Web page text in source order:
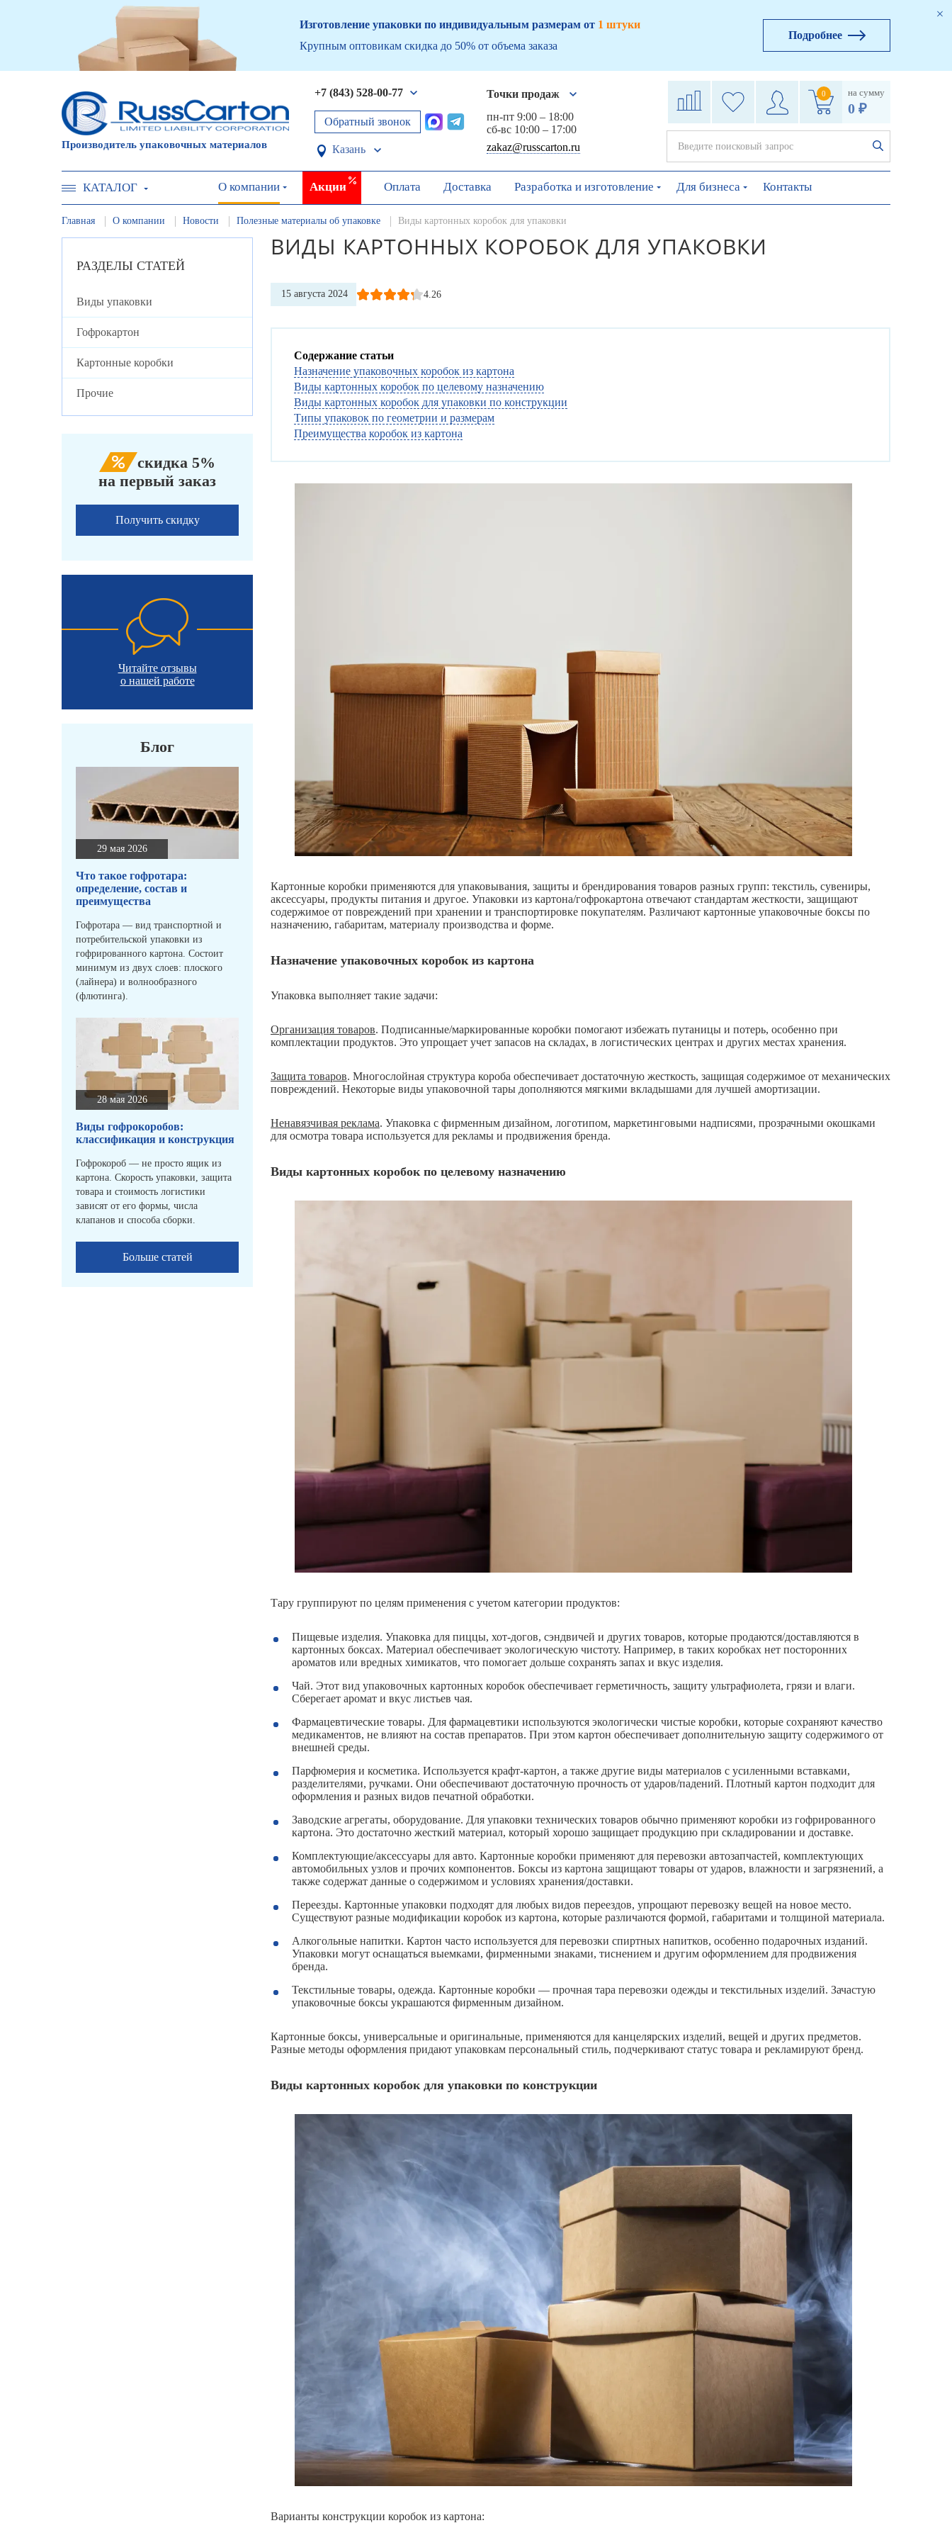
Изготовление упаковки по индивидуальным размерам от 1 штуки
Крупным оптовикам скидка до 50% от объема заказа
Подробнее
Производитель упаковочных материалов
+7 (843) 528-00-77
Обратный звонок
Казань
Точки продаж
пн-пт 9:00 – 18:00
сб-вс 10:00 – 17:00
zakaz@russcarton.ru
0 на сумму
0 ₽
КАТАЛОГ О компании Акции Оплата Доставка Разработка и изготовление Для бизнеса Контакты
Главная О компании Новости Полезные материалы об упаковке Виды картонных коробок для упаковки
РАЗДЕЛЫ СТАТЕЙ
Виды упаковки
Гофрокартон
Картонные коробки
Прочие
скидка 5%
на первый заказ
Получить скидку
Читайте отзывы
о нашей работе
Блог
29 мая 2026
Что такое гофротара:
определение, состав и
преимущества
Гофротара — вид транспортной и
потребительской упаковки из
гофрированного картона. Состоит
минимум из двух слоев: плоского
(лайнера) и волнообразного
(флютинга).
28 мая 2026
Виды гофрокоробов:
классификация и конструкция
Гофрокороб — не просто ящик из
картона. Скорость упаковки, защита
товара и стоимость логистики
зависят от его формы, числа
клапанов и способа сборки.
Больше статей
ВИДЫ КАРТОННЫХ КОРОБОК ДЛЯ УПАКОВКИ
15 августа 2024 4.26
Содержание статьи
Назначение упаковочных коробок из картона
Виды картонных коробок по целевому назначению
Виды картонных коробок для упаковки по конструкции
Типы упаковок по геометрии и размерам
Преимущества коробок из картона
Картонные коробки применяются для упаковывания, защиты и брендирования товаров разных групп: текстиль, сувениры,
аксессуары, продукты питания и другое. Упаковки из картона/гофрокартона отвечают стандартам жесткости, защищают
содержимое от повреждений при хранении и транспортировке покупателям. Различают картонные упаковочные боксы по
назначению, габаритам, материалу производства и форме.
Назначение упаковочных коробок из картона
Упаковка выполняет такие задачи:
Организация товаров. Подписанные/маркированные коробки помогают избежать путаницы и потерь, особенно при
комплектации продуктов. Это упрощает учет запасов на складах, в логистических центрах и других местах хранения.
Защита товаров. Многослойная структура короба обеспечивает достаточную жесткость, защищая содержимое от механических
повреждений. Некоторые виды упаковочной тары дополняются мягкими вкладышами для лучшей амортизации.
Ненавязчивая реклама. Упаковка с фирменным дизайном, логотипом, маркетинговыми надписями, прозрачными окошками
для осмотра товара используется для рекламы и продвижения бренда.
Виды картонных коробок по целевому назначению
Тару группируют по целям применения с учетом категории продуктов:
Пищевые изделия. Упаковка для пиццы, хот-догов, сэндвичей и других товаров, которые продаются/доставляются в
картонных боксах. Материал обеспечивает экологическую чистоту. Например, в таких коробках нет посторонних
ароматов или вредных химикатов, что помогает дольше сохранять запах и вкус изделия.
Чай. Этот вид упаковочных картонных коробок обеспечивает герметичность, защиту ультрафиолета, грязи и влаги.
Сберегает аромат и вкус листьев чая.
Фармацевтические товары. Для фармацевтики используются экологически чистые коробки, которые сохраняют качество
медикаментов, не влияют на состав препаратов. При этом картон обеспечивает дополнительную защиту содержимого от
внешней среды.
Парфюмерия и косметика. Используется крафт-картон, а также другие виды материалов с усиленными вставками,
разделителями, ручками. Они обеспечивают достаточную прочность от ударов/падений. Плотный картон подходит для
оформления и разных видов печатной обработки.
Заводские агрегаты, оборудование. Для упаковки технических товаров обычно применяют коробки из гофрированного
картона. Это достаточно жесткий материал, который хорошо защищает продукцию при складировании и доставке.
Комплектующие/аксессуары для авто. Картонные коробки применяют для перевозки автозапчастей, комплектующих
автомобильных узлов и прочих компонентов. Боксы из картона защищают товары от ударов, влажности и загрязнений, а
также содержат данные о содержимом и условиях хранения/доставки.
Переезды. Картонные упаковки подходят для любых видов переездов, упрощают перевозку вещей на новое место.
Существуют разные модификации коробок из картона, которые различаются формой, габаритами и толщиной материала.
Алкогольные напитки. Картон часто используется для перевозки спиртных напитков, особенно подарочных изданий.
Упаковки могут оснащаться выемками, фирменными знаками, тиснением и другим оформлением для продвижения
бренда.
Текстильные товары, одежда. Картонные коробки — прочная тара перевозки одежды и текстильных изделий. Зачастую
упаковочные боксы украшаются фирменным дизайном.
Картонные боксы, универсальные и оригинальные, применяются для канцелярских изделий, вещей и других предметов.
Разные методы оформления придают упаковкам персональный стиль, подчеркивают статус товара и рекламируют бренд.
Виды картонных коробок для упаковки по конструкции
Варианты конструкции коробок из картона: